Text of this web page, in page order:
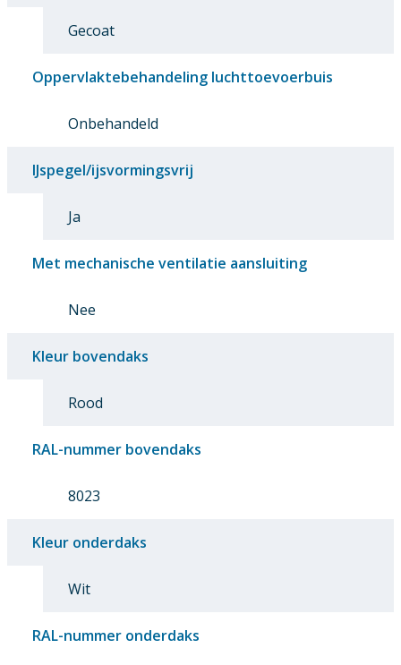
Gecoat
Oppervlaktebehandeling luchttoevoerbuis
Onbehandeld
IJspegel/ijsvormingsvrij
Ja
Met mechanische ventilatie aansluiting
Nee
Kleur bovendaks
Rood
RAL-nummer bovendaks
8023
Kleur onderdaks
Wit
RAL-nummer onderdaks